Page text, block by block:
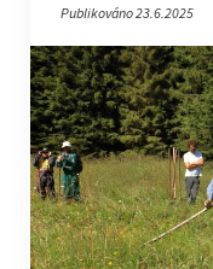
Publikováno 23.6.2025